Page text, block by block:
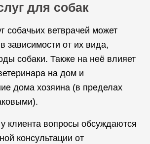
для собак
собачьих ветврачей может
зависимости от их вида,
собаки. Также на неё влияет
на дом и
дома хозяина (в пределах
клиента вопросы обсуждаются
консультации от